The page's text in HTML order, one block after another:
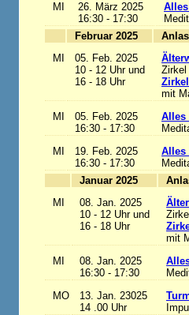
MI
26. März 2025
16:30 - 17:30
Februar 2025
MI
05. Feb. 2025
10 - 12 Uhr und
16 - 18 Uhr
Zirkel
mit
MI
05. Feb. 2025
16:30 - 17:30
Alles
MI
19. Feb. 2025
16:30 - 17:30
Alles
Januar 2025
MI
08. Jan. 2025
10 - 12 Uhr und
16 - 18 Uhr
mit
MI
08. Jan. 2025
16:30 - 17:30
MO
13. Jan. 23025
14 .00 Uhr